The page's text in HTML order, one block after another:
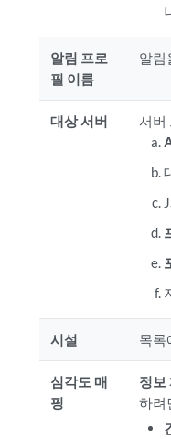
알림 프로
필 이름
알림
대상 서버
서버
시설 목록
심각도 매
핑
정보
하려